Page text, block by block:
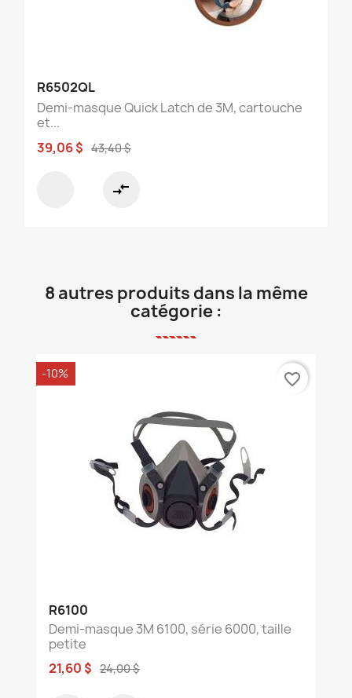
R6502QL
Demi-masque Quick Latch de 3M, cartouche
et...
39,06 $ 43,40 $
compare_arrows
8 autres produits dans la même
catégorie :
R6100
Demi-masque 3M 6100, série 6000, taille
petite
21,60 $ 24,00 $
-10% favorite_border